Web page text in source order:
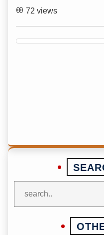
72 views